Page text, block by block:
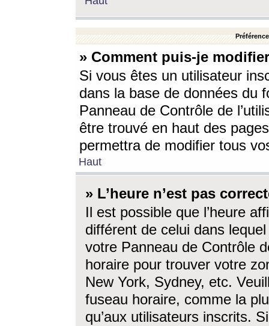
» Comment puis-je
Si vous êtes un utilisateur
dans la base de données du
Panneau de Contrôle de
être trouvé en haut des
permettra de modifier tous
Haut
» L’heure n’est pas
Il est possible que l’heure
différent de celui dans
votre Panneau de Contrôle
horaire pour trouver votre
New York, Sydney, etc.
fuseau horaire, comme la
qu’aux utilisateurs inscrits.